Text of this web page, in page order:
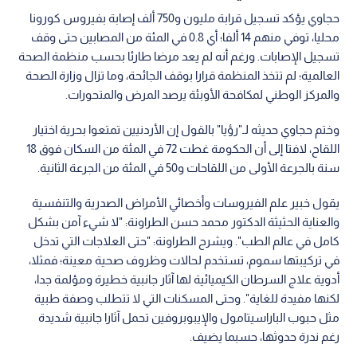
حجاوي يؤكد تسجيل قرابة مليون و750 ألف إصابة بفيروس كورونا
محليا، توفي منهم 14 ألفا؛ أي 0.8 في المئة من المصابين حتى وقف
تسجيل الإصابات. ورغم أنه لم يعد مرضا طارئا بحسب منظمة الصحة
العالمية؛ لم تتخذ المنظمة قرارا بوقف الجائحة، وما تزال وزارة الصحة
والمركز الوطني لمكافحة الأوبئة يرصد المرض والمتحورات.
وختم حجاوي حديثه لـ"رؤيا" بالقول إن الأردنيين تمتعوا بحرية اختيار
اللقاح، لافتا إلى أن الحكومة غطت 72 في المئة من السكان فوق 18
سنة بالجرعة الأولى من اللقاحات و50 في المئة من الجرعة الثانية.
يقول خبير علم الفيروسات وأخصائي الأمراض الصدرية والتنفسية
والعناية الحثيثة الدكتور محمد حسن الطراونة: "لا شيء آمن بشكل
كامل في عالم الطب". ويشرح الطراونة: "حتى العلاجات التي تدخل
في تركيبتها سموم، تستخدم لحالات وظروف صحية معينة؛ فمثلا،
أدوية علاج السرطان الكيميائية لها آثار جانبية خطيرة ومؤلمة جدا،
لكنها مفيدة للغاية". وحتى المسكنات التي لا تتطلب وصفة طبية
مثل حبوب الباراسيتامول والإيبوبروفين تحمل آثارا جانبية شديدة
رغم ندرة حدوثها، حسبما يضيف.